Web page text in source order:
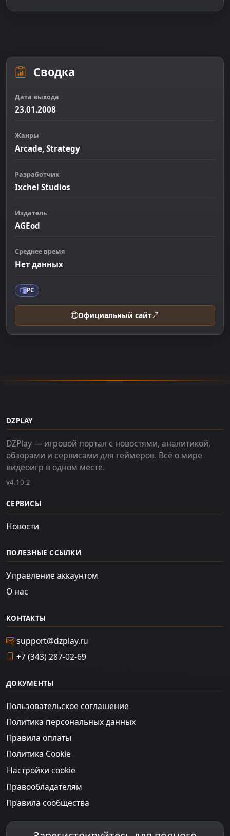
Сводка
Дата выхода
23.01.2008
Жанры
Arcade, Strategy
Разработчик
Ixchel Studios
Издатель
AGEod
Среднее время
Нет данных
PC
Официальный сайт
DZPLAY
DZPlay — игровой портал с новостями, аналитикой,
обзорами и сервисами для геймеров. Всё о мире
видеоигр в одном месте.
v4.10.2
СЕРВИСЫ
Новости
ПОЛЕЗНЫЕ ССЫЛКИ
Управление аккаунтом
О нас
КОНТАКТЫ
support@dzplay.ru
+7 (343) 287-02-69
ДОКУМЕНТЫ
Пользовательское соглашение
Политика персональных данных
Правила оплаты
Политика Cookie
Настройки cookie
Правообладателям
Правила сообщества